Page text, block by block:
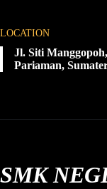
LOCATION
Jl. Siti
Pariaman,
SMK